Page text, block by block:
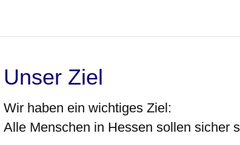
Unser Ziel
Wir haben ein wichtiges Ziel:
Alle Menschen in Hessen sollen sicher